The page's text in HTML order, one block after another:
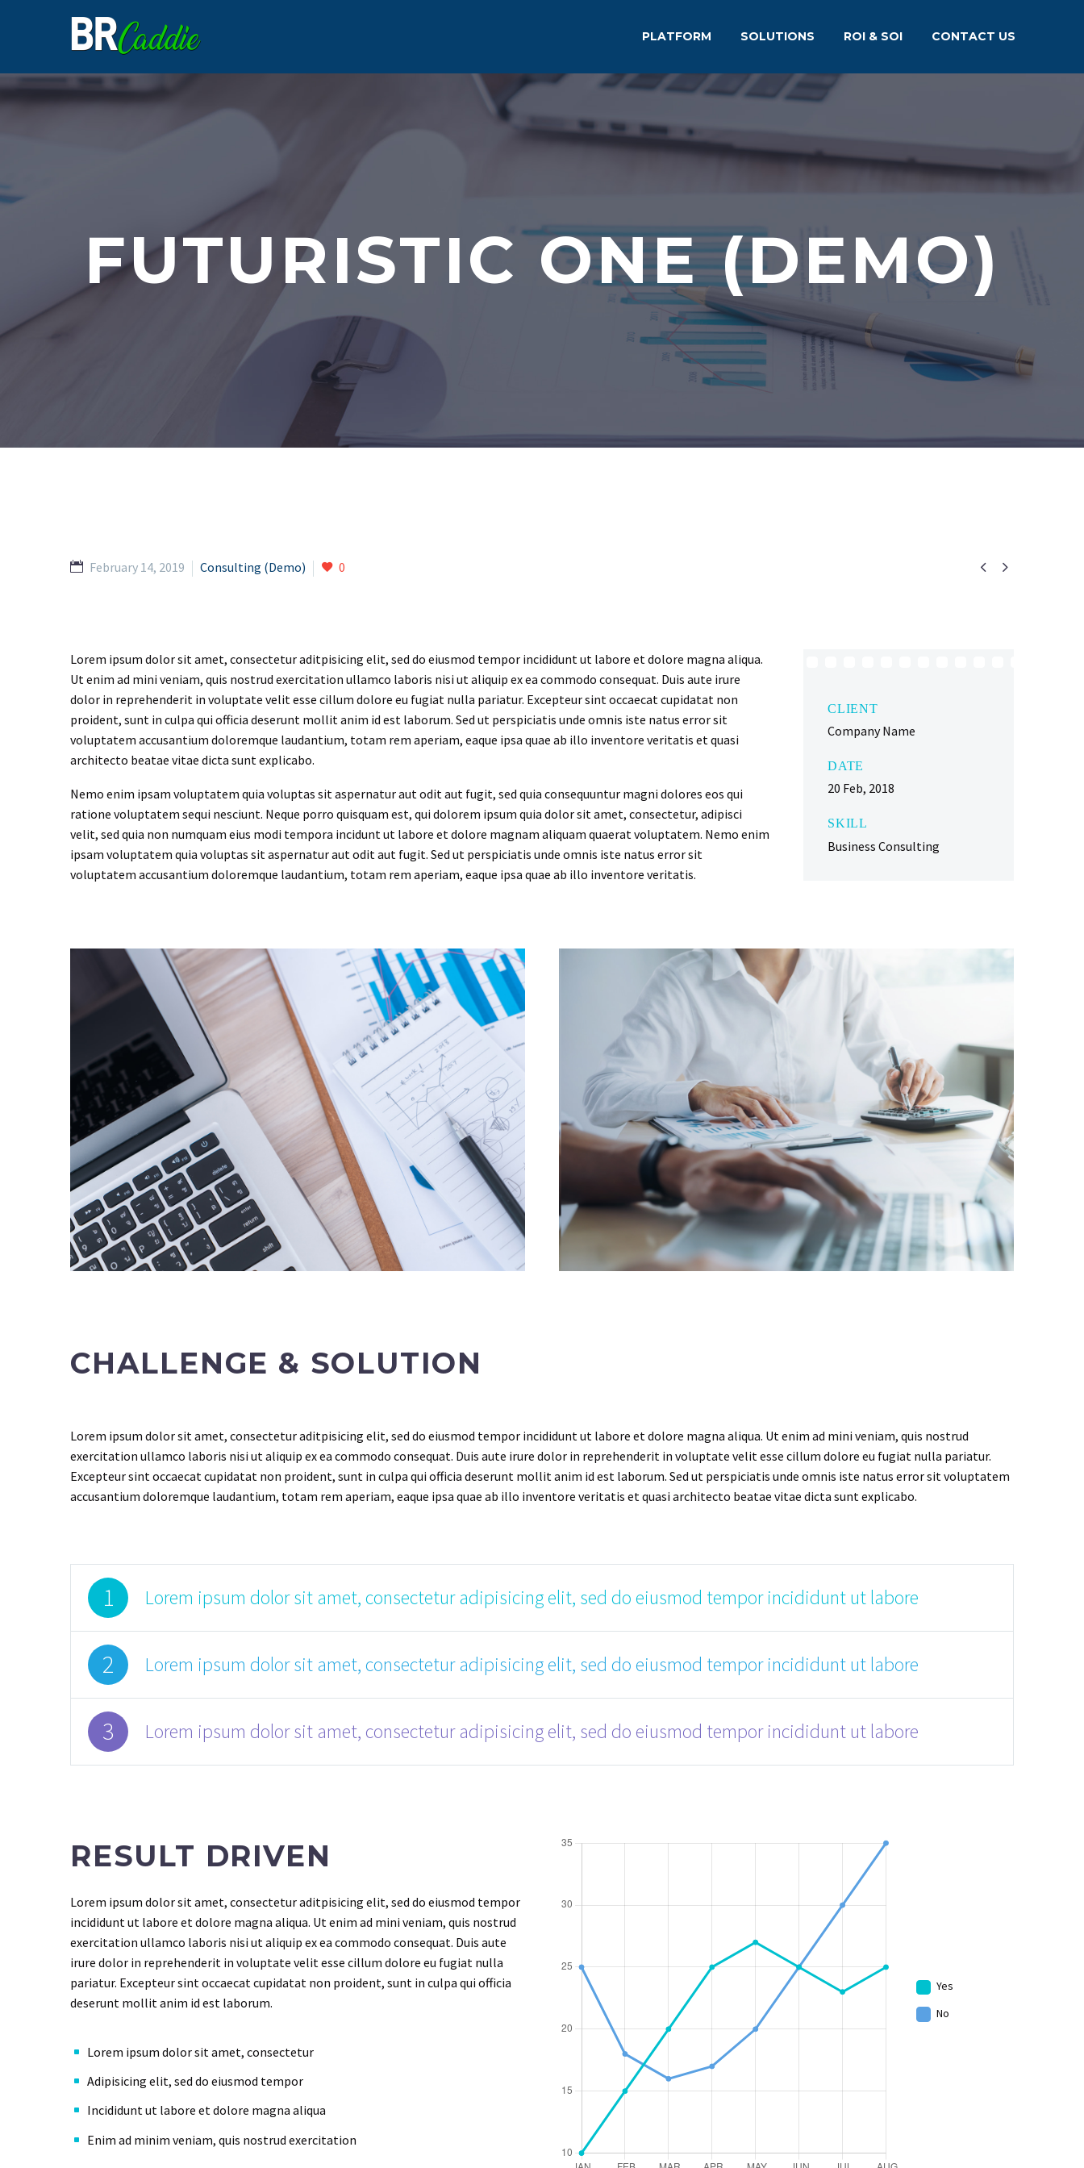
PLATFORM SOLUTIONS ROI & SOI CONTACT US
FUTURISTIC ONE (DEMO)
 
February 14, 2019 Consulting (Demo) 0
Lorem ipsum dolor sit amet, consectetur aditpisicing elit, sed do eiusmod tempor incididunt ut labore et dolore magna aliqua.
Ut enim ad mini veniam, quis nostrud exercitation ullamco laboris nisi ut aliquip ex ea commodo consequat. Duis aute irure
dolor in reprehenderit in voluptate velit esse cillum dolore eu fugiat nulla pariatur. Excepteur sint occaecat cupidatat non
proident, sunt in culpa qui officia deserunt mollit anim id est laborum. Sed ut perspiciatis unde omnis iste natus error sit
voluptatem accusantium doloremque laudantium, totam rem aperiam, eaque ipsa quae ab illo inventore veritatis et quasi
architecto beatae vitae dicta sunt explicabo.
Nemo enim ipsam voluptatem quia voluptas sit aspernatur aut odit aut fugit, sed quia consequuntur magni dolores eos qui
ratione voluptatem sequi nesciunt. Neque porro quisquam est, qui dolorem ipsum quia dolor sit amet, consectetur, adipisci
velit, sed quia non numquam eius modi tempora incidunt ut labore et dolore magnam aliquam quaerat voluptatem. Nemo enim
ipsam voluptatem quia voluptas sit aspernatur aut odit aut fugit. Sed ut perspiciatis unde omnis iste natus error sit
voluptatem accusantium doloremque laudantium, totam rem aperiam, eaque ipsa quae ab illo inventore veritatis.
CLIENT
Company Name
DATE
20 Feb, 2018
SKILL
Business Consulting
CHALLENGE & SOLUTION
Lorem ipsum dolor sit amet, consectetur aditpisicing elit, sed do eiusmod tempor incididunt ut labore et dolore magna aliqua. Ut enim ad mini veniam, quis nostrud
exercitation ullamco laboris nisi ut aliquip ex ea commodo consequat. Duis aute irure dolor in reprehenderit in voluptate velit esse cillum dolore eu fugiat nulla pariatur.
Excepteur sint occaecat cupidatat non proident, sunt in culpa qui officia deserunt mollit anim id est laborum. Sed ut perspiciatis unde omnis iste natus error sit voluptatem
accusantium doloremque laudantium, totam rem aperiam, eaque ipsa quae ab illo inventore veritatis et quasi architecto beatae vitae dicta sunt explicabo.
1 Lorem ipsum dolor sit amet, consectetur adipisicing elit, sed do eiusmod tempor incididunt ut labore
2 Lorem ipsum dolor sit amet, consectetur adipisicing elit, sed do eiusmod tempor incididunt ut labore
3 Lorem ipsum dolor sit amet, consectetur adipisicing elit, sed do eiusmod tempor incididunt ut labore
RESULT DRIVEN
Lorem ipsum dolor sit amet, consectetur aditpisicing elit, sed do eiusmod tempor
incididunt ut labore et dolore magna aliqua. Ut enim ad mini veniam, quis nostrud
exercitation ullamco laboris nisi ut aliquip ex ea commodo consequat. Duis aute
irure dolor in reprehenderit in voluptate velit esse cillum dolore eu fugiat nulla
pariatur. Excepteur sint occaecat cupidatat non proident, sunt in culpa qui officia
deserunt mollit anim id est laborum.
Lorem ipsum dolor sit amet, consectetur
Adipisicing elit, sed do eiusmod tempor
Incididunt ut labore et dolore magna aliqua
Enim ad minim veniam, quis nostrud exercitation
Yes
No